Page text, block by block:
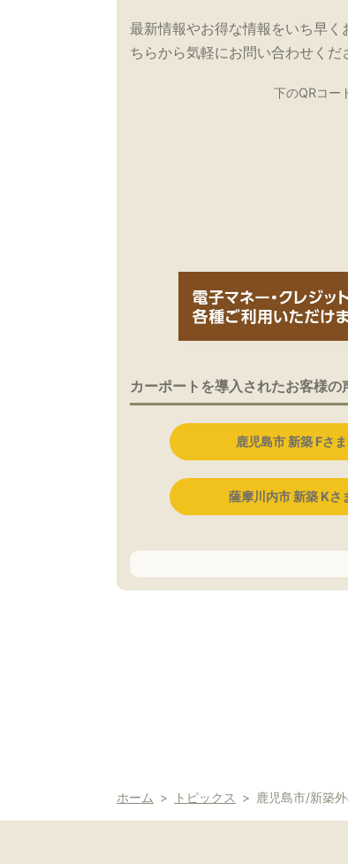
最新情報やお得な情報をいち早
ちらから気軽にお問い合わせくだ
下のQRコー
カーポートを導入されたお客様の
鹿児島市 新築 Fさ
薩摩川内市 新築 Kさ
ホーム トピックス 鹿児島市/新築外